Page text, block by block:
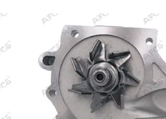
DEMANDER
UN DEVIS
PLAN
DU